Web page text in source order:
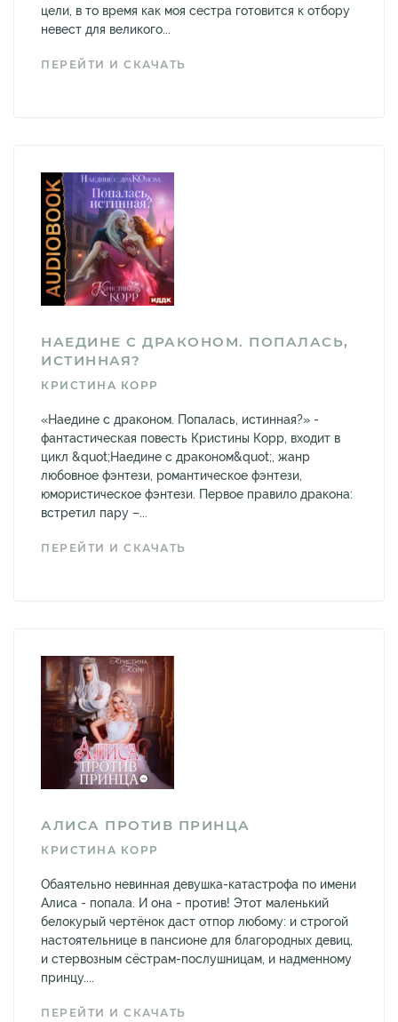
цели, в то время как моя сестра готовится к отбору
невест для великого...
ПЕРЕЙТИ И СКАЧАТЬ
НАЕДИНЕ С ДРАКОНОМ. ПОПАЛАСЬ,
ИСТИННАЯ?
КРИСТИНА КОРР
«Наедине с драконом. Попалась, истинная?» -
фантастическая повесть Кристины Корр, входит в
цикл &quot;Наедине с драконом&quot;, жанр
любовное фэнтези, романтическое фэнтези,
юмористическое фэнтези. Первое правило дракона:
встретил пару –...
ПЕРЕЙТИ И СКАЧАТЬ
АЛИСА ПРОТИВ ПРИНЦА
КРИСТИНА КОРР
Обаятельно невинная девушка-катастрофа по имени
Алиса - попала. И она - против! Этот маленький
белокурый чертёнок даст отпор любому: и строгой
настоятельнице в пансионе для благородных девиц,
и стервозным сёстрам-послушницам, и надменному
принцу....
ПЕРЕЙТИ И СКАЧАТЬ